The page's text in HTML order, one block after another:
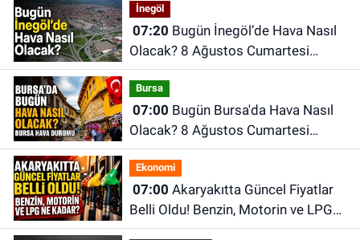
İnegöl
07:20
Olacak? 8 Ağustos Cumartesi
İnegöl Hava Durumu
Bursa
07:00
Olacak? 8 Ağustos Cumartesi
İnegöl Hava Durumu
Ekonomi
07:00
Belli Oldu! Benzin, Motorin ve LPG
Ne Kadar?